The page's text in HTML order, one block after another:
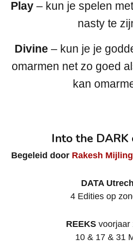
Play– kun je spelen
nasty te
Divine – kun je je
omarmen net zo goed
kan
Into the DARK
Begeleid door Rakesh Mijling
DATA
4 Edities op
REEKS voorjaar
10 & 17 & 31